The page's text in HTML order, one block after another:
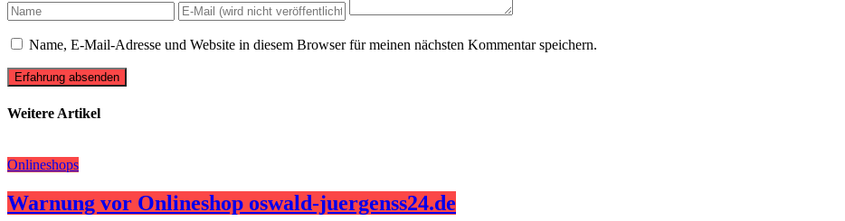
Name, E-Mail-Adresse und Website in diesem Browser für meinen nächsten Kommentar speichern.
Erfahrung absenden
Weitere Artikel
Onlineshops
Warnung vor Onlineshop oswald-juergenss24.de